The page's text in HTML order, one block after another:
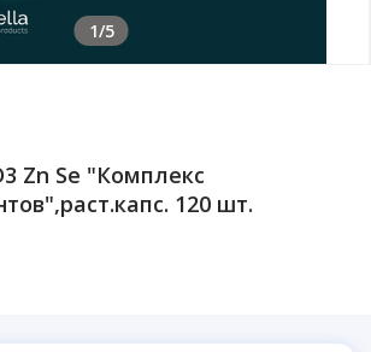
1/5
Zn Se "Комплекс
120 шт.